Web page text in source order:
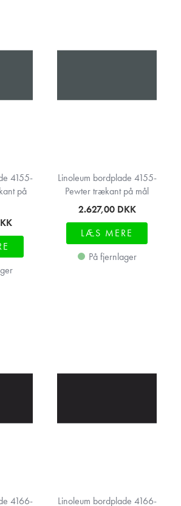
4155-
på
Linoleum bordplade 4155-
Pewter trækant på mål
2.627,00 DKK
LÆS MERE
På fjernlager
4166-
Linoleum bordplade 4166-